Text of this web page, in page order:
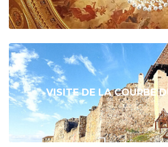
VISITE DE LA COURBE